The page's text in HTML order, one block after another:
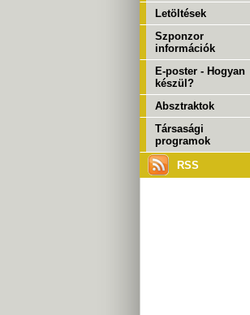
Letöltések
Szponzor
információk
E-poster - Hogyan
készül?
Absztraktok
Társasági
programok
RSS